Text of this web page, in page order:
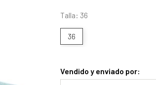
Talla: 36
36
Vendido y enviado por: